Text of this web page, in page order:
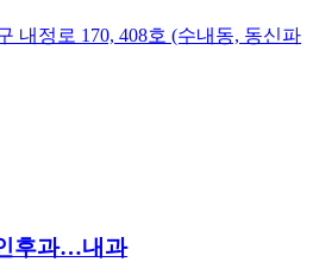
내정로 170, 408호 (수내동, 동신파
후과…내과